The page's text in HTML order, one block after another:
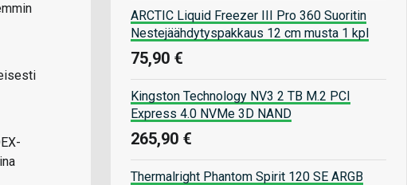
ARCTIC Liquid Freezer III Pro 360 Suoritin
Nestejäähdytyspakkaus 12 cm musta 1 kpl
75,90 €
Kingston Technology NV3 2 TB M.2 PCI
Express 4.0 NVMe 3D NAND
265,90 €
Thermalright Phantom Spirit 120 SE ARGB